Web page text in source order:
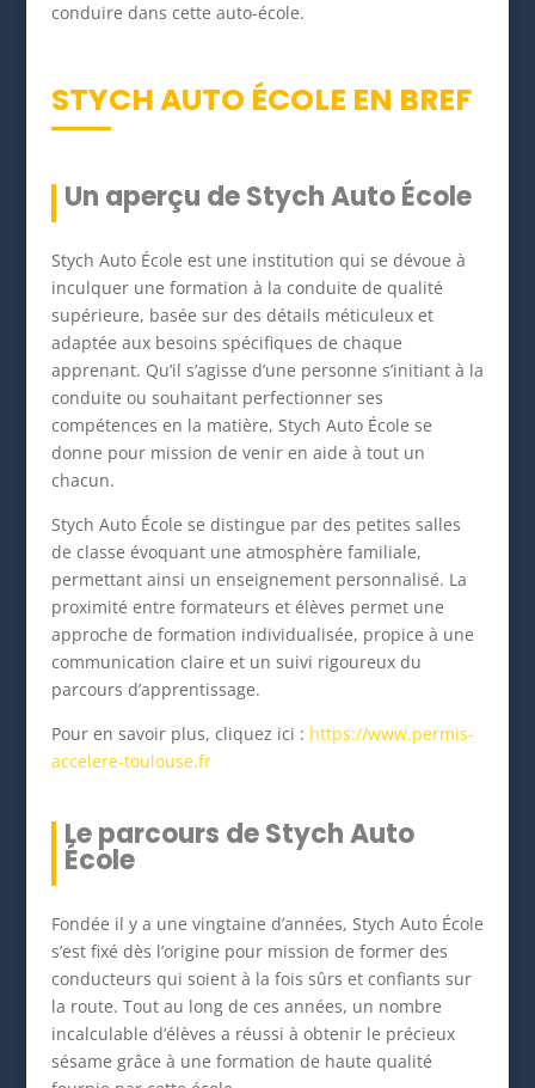
conduire dans cette auto-école.
STYCH AUTO ÉCOLE EN BREF
Un aperçu de Stych Auto École
Stych Auto École est une institution qui se dévoue à
inculquer une formation à la conduite de qualité
supérieure, basée sur des détails méticuleux et
adaptée aux besoins spécifiques de chaque
apprenant. Qu’il s’agisse d’une personne s’initiant à la
conduite ou souhaitant perfectionner ses
compétences en la matière, Stych Auto École se
donne pour mission de venir en aide à tout un
chacun.
Stych Auto École se distingue par des petites salles
de classe évoquant une atmosphère familiale,
permettant ainsi un enseignement personnalisé. La
proximité entre formateurs et élèves permet une
approche de formation individualisée, propice à une
communication claire et un suivi rigoureux du
parcours d’apprentissage.
Pour en savoir plus, cliquez ici : https://www.permis-
accelere-toulouse.fr
Le parcours de Stych Auto
École
Fondée il y a une vingtaine d’années, Stych Auto École
s’est fixé dès l’origine pour mission de former des
conducteurs qui soient à la fois sûrs et confiants sur
la route. Tout au long de ces années, un nombre
incalculable d’élèves a réussi à obtenir le précieux
sésame grâce à une formation de haute qualité